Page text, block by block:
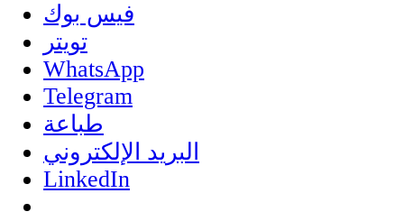
فيس بوك
تويتر
WhatsApp
Telegram
طباعة
البريد الإلكتروني
LinkedIn